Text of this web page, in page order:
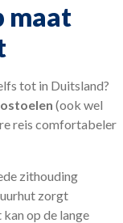
maat
tot in Duitsland?
(ook wel
reis comfortabeler
zithouding
zorgt
op de lange